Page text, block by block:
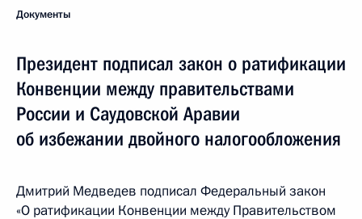
Документы
Президент подписал закон о ратификации
Конвенции между правительствами
России и Саудовской Аравии
об избежании двойного налогообложения
Дмитрий Медведев подписал Федеральный закон
«О ратификации Конвенции между Правительством